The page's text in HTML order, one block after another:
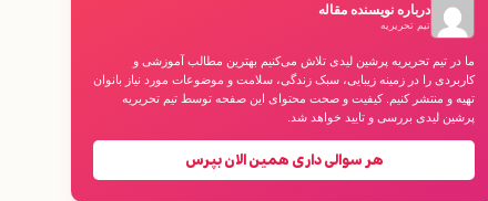
درباره نویسنده مقاله
تیم تحریریه
ما در تیم تحریریه پرشین لیدی تلاش می‌کنیم بهترین مطالب آموزشی و
کاربردی را در زمینه زیبایی، سبک زندگی، سلامت و موضوعات مورد نیاز بانوان
تهیه و منتشر کنیم. کیفیت و صحت محتوای این صفحه توسط تیم تحریریه
پرشین لیدی بررسی و تایید خواهد شد.
هر سوالی داری همین الان بپرس